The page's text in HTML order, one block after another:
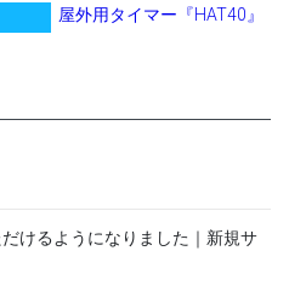
屋外用タイマー『HAT40』
けるようになりました｜新規サ